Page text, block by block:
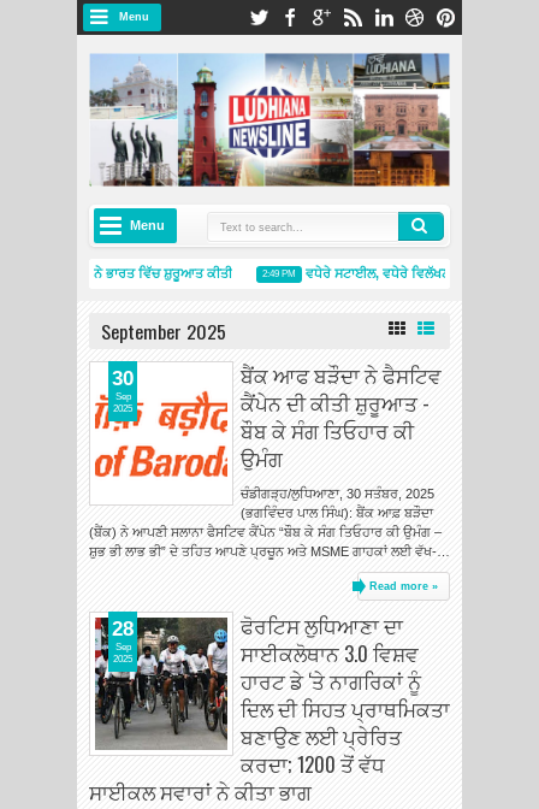
Menu
Menu
ਪ੍ਰਾਈਮੈਸੀ 5 ਨੇ ਭਾਰਤ ਵਿੱਚ ਸ਼ੁਰੂਆਤ ਕੀਤੀ 2:49 PM
ਵਧੇਰੇ ਸਟਾਈਲ, ਵਧੇਰੇ ਵਿਲੱਖਣਤਾ: ਸਕੋਡਾ ਆਟੋ
September 2025
ਬੈਂਕ ਆਫ ਬੜੌਦਾ ਨੇ ਫੈਸਟਿਵ
ਕੈਂਪੇਨ ਦੀ ਕੀਤੀ ਸ਼ੁਰੂਆਤ -
ਬੌਬ ਕੇ ਸੰਗ ਤਿਓਹਾਰ ਕੀ
ਉਮੰਗ
ਚੰਡੀਗੜ੍ਹ/ਲੁਧਿਆਣਾ, 30 ਸਤੰਬਰ, 2025
(ਭਗਵਿੰਦਰ ਪਾਲ ਸਿੰਘ): ਬੈਂਕ ਆਫ਼ ਬੜੌਦਾ
(ਬੈਂਕ) ਨੇ ਆਪਣੀ ਸਲਾਨਾ ਫੈਸਟਿਵ ਕੈਂਪੇਨ “ਬੌਬ ਕੇ ਸੰਗ ਤਿਓਹਾਰ ਕੀ ਉਮੰਗ –
ਸ਼ੁਭ ਭੀ ਲਾਭ ਭੀ” ਦੇ ਤਹਿਤ ਆਪਣੇ ਪ੍ਰਚੂਨ ਅਤੇ MSME ਗਾਹਕਾਂ ਲਈ ਵੱਖ-…
Read more »
30
Sep
2025
ਫੋਰਟਿਸ ਲੁਧਿਆਣਾ ਦਾ
ਸਾਈਕਲੋਥਾਨ 3.0 ਵਿਸ਼ਵ
ਹਾਰਟ ਡੇ ‘ਤੇ ਨਾਗਰਿਕਾਂ ਨੂੰ
ਦਿਲ ਦੀ ਸਿਹਤ ਪ੍ਰਾਥਮਿਕਤਾ
ਬਣਾਉਣ ਲਈ ਪ੍ਰੇਰਿਤ
ਕਰਦਾ; 1200 ਤੋਂ ਵੱਧ
ਸਾਈਕਲ ਸਵਾਰਾਂ ਨੇ ਕੀਤਾ ਭਾਗ
28
Sep
2025